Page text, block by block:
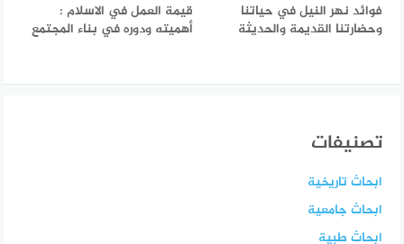
فوائد نهر النيل في حياتنا
وحضارتنا القديمة والحديثة
قيمة العمل في الاسلام :
أهميته ودوره في بناء المجتمع
تصنيفات
ابحاث تاريخية
ابحاث جامعية
ابحاث طبية